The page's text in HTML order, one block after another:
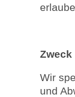
Wir
und